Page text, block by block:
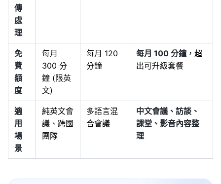
傳
處
理
免
費
額
度
每月
300 分
鐘 (限英
文)
每月 120
分鐘
每月 100 分鐘，超
出可升級套餐
適
用
場
景
純英文會
議、跨國
團隊
多語言混
合會議
中文會議、訪談、
課堂、影音內容整
理